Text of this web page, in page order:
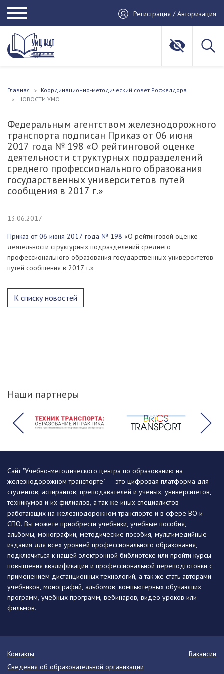
Регистрация / Авторизация
Главная
Координационно-методический совет Росжелдора
НОВОСТИ УМО
Федеральным агентством железнодорожного
транспорта подписан Приказ от 06 июня
2017 года № 198 «О рейтинговой оценке
деятельности структурных подразделений
среднего профессионального образования
государственных университетов путей
сообщения в 2017 г.»
13.06.2017
Приказ от 06 июня 2017 года № 198 «О рейтинговой оценке
деятельности структурных подразделений среднего
профессионального образования государственных университетов
путей сообщения в 2017 г.»
К списку новостей
Наши партнеры
Сайт "Учебно-методического центра по образованию на
железнодорожном транспорте" — это цифровая платформа для
студентов, аспирантов, преподавателей и ученых, университетов,
техникумов и их филиалов, а так же иных специалистов
работающих на железнодорожном транспорте и в сфере ВО и
СПО. Вы можете приобрести учебники, учебные пособия,
альбомы, монографии, методические пособия, мультимедийные
издания для всех уровней профессионального образования,
подключиться к нашей электронной библиотеке или пройти курсы
повышения квалификации и профессиональной переподготовки с
применением дистанционных технологий, а так же стать авторами
учебников, монографий, альбомов, компьютерных обучающих
программ, учебных программ, вебинаров, видео уроков или
фильмов.
Контакты
Вакансии
Сведения об образовательной организации